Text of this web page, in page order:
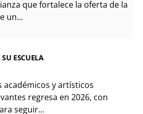
que fortalece la oferta de la
un...
ESCUELA
académicos y artísticos
regresa en 2026, con
seguir...